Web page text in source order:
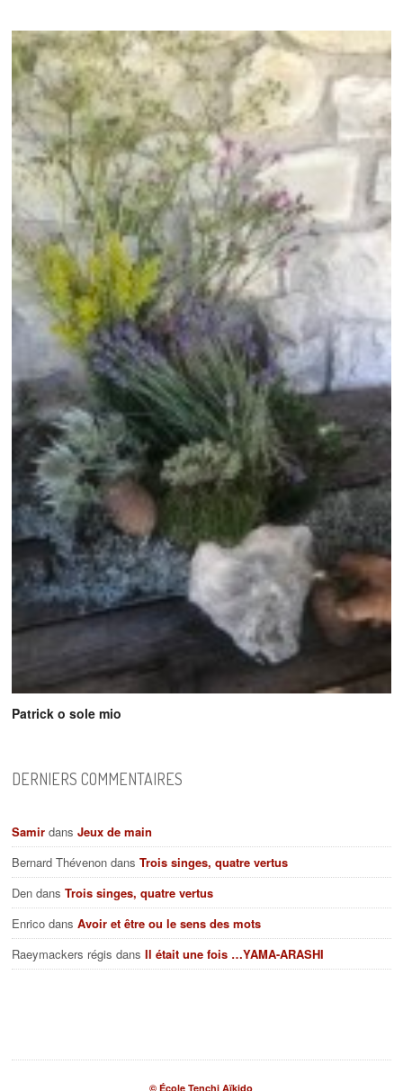
Patrick o sole mio
DERNIERS COMMENTAIRES
Samir dansJeux de main
Bernard Thévenon dansTrois singes, quatre vertus
Den dansTrois singes, quatre vertus
Enrico dansAvoir et être ou le sens des mots
Raeymackers régis dansIl était une fois …YAMA-ARASHI
© École Tenchi Aïkido